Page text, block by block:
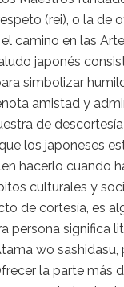
(rei), o la de
camino en las
japonés
simbolizar
amistad y
de
los japoneses
hacerlo cuando
culturales y
de cortesía, es
persona significa
wo
la parte más